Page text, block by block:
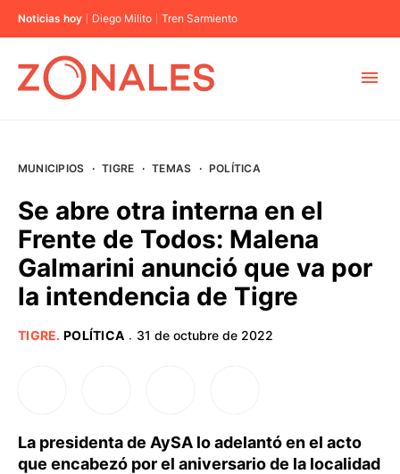
Noticias hoy Diego Milito Tren Sarmiento
BUENOS AIRES
PROVINCIAS
MUNICIPIOS · TIGRE · TEMAS · POLÍTICA
Se abre otra interna en el
Frente de Todos: Malena
Galmarini anunció que va por
la intendencia de Tigre
TIGRE. POLÍTICA · 31 de octubre de 2022
La presidenta de AySA lo adelantó en el acto
que encabezó por el aniversario de la localidad